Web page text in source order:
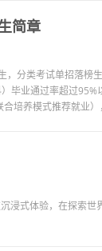
简章
分类考试单招落榜
毕业通过率超过
培养模式推荐就业）
浸式体验，在探索